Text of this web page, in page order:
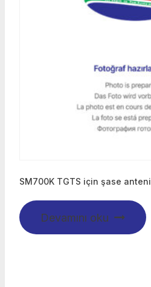
SM700K TGTS için şase anteni
Devamını oku